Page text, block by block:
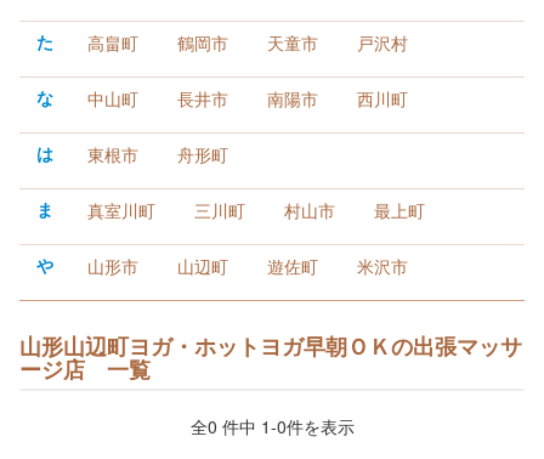
た 高畠町 鶴岡市 天童市 戸沢村
な 中山町 長井市 南陽市 西川町
は 東根市 舟形町
ま 真室川町 三川町 村山市 最上町
や 山形市 山辺町 遊佐町 米沢市
山形山辺町ヨガ・ホットヨガ早朝ＯＫの出張マッサ
ージ店 一覧
全0 件中 1-0件を表示